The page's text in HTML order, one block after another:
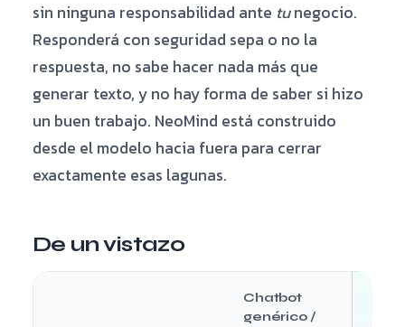
sin ninguna responsabilidad ante tunegocio.
Responderá con seguridad sepa o no la
respuesta, no sabe hacer nada más que
generar texto, y no hay forma de saber si hizo
un buen trabajo. NeoMind está construido
desde el modelo hacia fuera para cerrar
exactamente esas lagunas.
De un vistazo
Chatbot
genérico /